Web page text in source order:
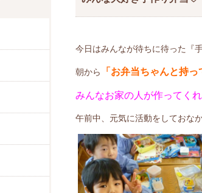
今日はみんなが待ちに待った『
朝から 「お弁当ちゃんと持っ
みんなお家の人が作ってく
午前中、元気に活動をしておな